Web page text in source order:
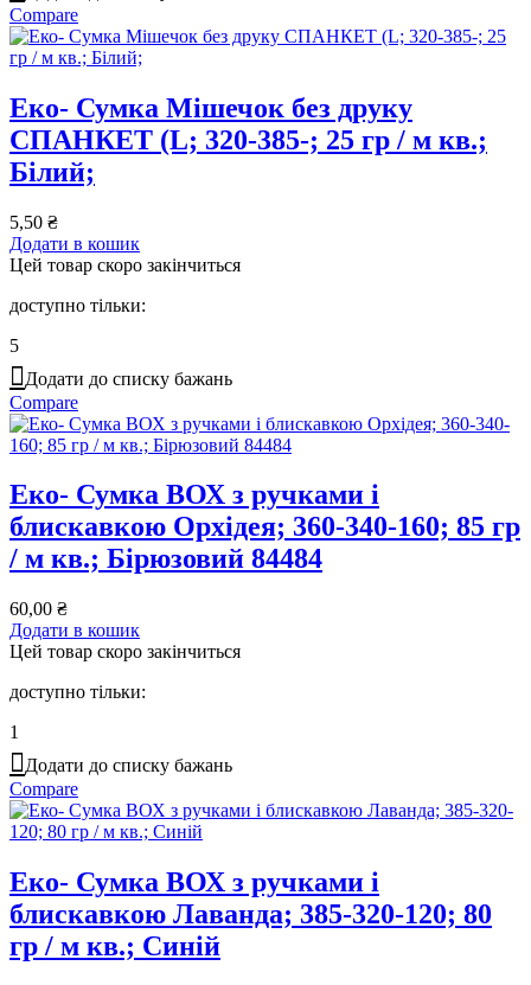
Compare
Еко- Сумка Мішечок без друку
СПАНКЕТ (L; 320-385-; 25 гр / м кв.;
Білий;
5,50 ₴
Додати в кошик
Цей товар скоро закінчиться
доступно тільки:
5
Додати до списку бажань
Compare
Еко- Сумка ВОХ з ручками і
блискавкою Орхідея; 360-340-160; 85 гр
/ м кв.; Бірюзовий 84484
60,00 ₴
Додати в кошик
Цей товар скоро закінчиться
доступно тільки:
1
Додати до списку бажань
Compare
Еко- Сумка ВОХ з ручками і
блискавкою Лаванда; 385-320-120; 80
гр / м кв.; Синій